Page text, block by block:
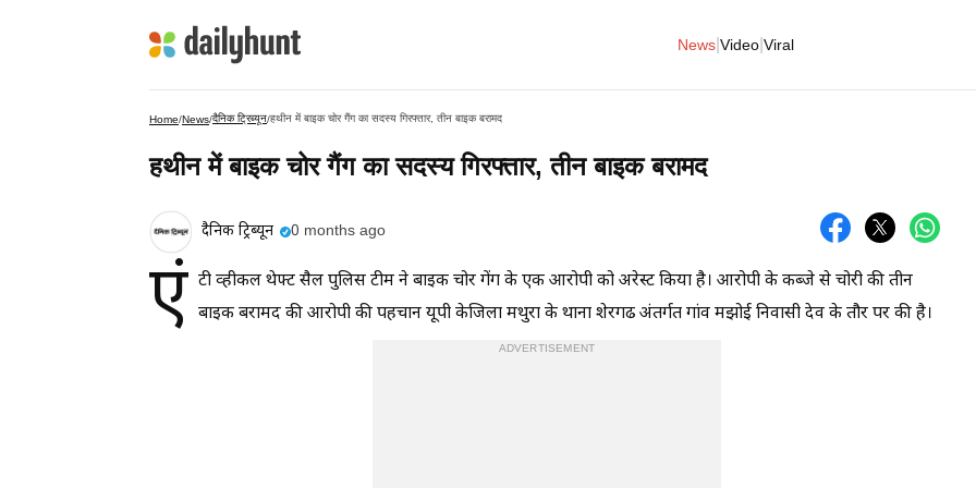
News Video Viral
Home/News/दैनिक ट्रिब्यून/हथीन में बाइक चोर गैंग का सदस्य गिरफ्तार, तीन बाइक बरामद
हथीन में बाइक चोर गैंग का सदस्य गिरफ्तार, तीन बाइक बरामद
दैनिक ट्रिब्यून 0 months ago
एं टी व्हीकल थेफ्ट सैल पुलिस टीम ने बाइक चोर गेंग के एक आरोपी को अरेस्ट किया है। आरोपी के कब्जे से चोरी की तीन
बाइक बरामद की आरोपी की पहचान यूपी केजिला मथुरा के थाना शेरगढ अंतर्गत गांव मझोई निवासी देव के तौर पर की है।
ADVERTISEMENT